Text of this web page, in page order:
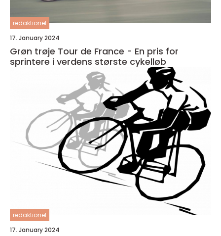
redaktionel
17. January 2024
Grøn trøje Tour de France - En pris for
sprintere i verdens største cykelløb
redaktionel
17. January 2024